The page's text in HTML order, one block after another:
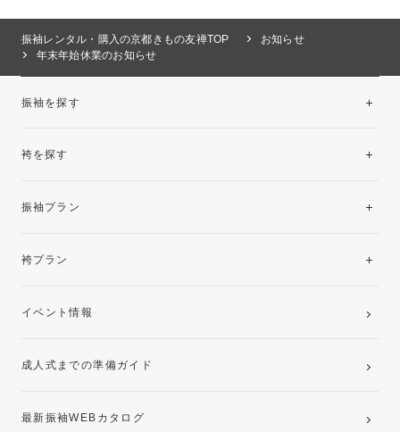
振袖レンタル・購入の京都きもの友禅TOP
お知らせ
年末年始休業のお知らせ
振袖を探す
袴を探す
振袖プラン
レンタルプラン
袴プラン
卒業袴レンタルプラン
イベント情報
成人式までの準備ガイド
最新振袖WEBカタログ